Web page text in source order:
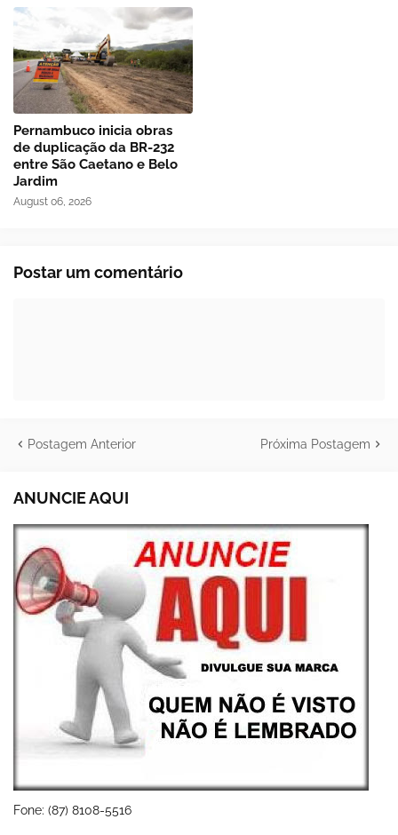
Pernambuco inicia obras
de duplicação da BR-232
entre São Caetano e Belo
Jardim
August 06, 2026
Postar um comentário
Postagem Anterior Próxima Postagem
ANUNCIE AQUI
Fone: (87) 8108-5516